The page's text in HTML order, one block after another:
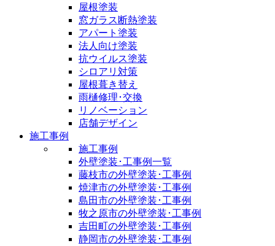
屋根塗装
窓ガラス断熱塗装
アパート塗装
法人向け塗装
抗ウイルス塗装
シロアリ対策
屋根葺き替え
雨樋修理･交換
リノベーション
店舗デザイン
施工事例
施工事例
外壁塗装･工事例一覧
藤枝市の外壁塗装･工事例
焼津市の外壁塗装･工事例
島田市の外壁塗装･工事例
牧之原市の外壁塗装･工事例
吉田町の外壁塗装･工事例
静岡市の外壁塗装･工事例